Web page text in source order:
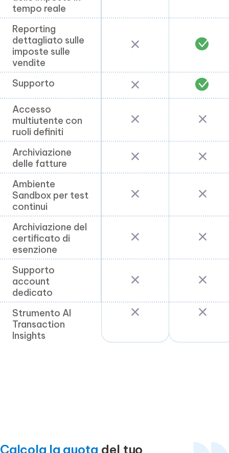
tempo reale
Reporting
dettagliato sulle
imposte sulle
vendite
Supporto
Accesso
multiutente con
ruoli definiti
Archiviazione
delle fatture
Ambiente
Sandbox per test
continui
Archiviazione del
certificato di
esenzione
Supporto
account
dedicato
Strumento AI
Transaction
Insights
tempo reale
Reporting
dettagliato sulle
imposte sulle
vendite
Supporto
Accesso
multiutente con
ruoli definiti
Archiviazione
delle fatture
Ambiente
Sandbox per test
continui
Archiviazione del
certificato di
esenzione
Supporto
account
dedicato
Strumento AI
Transaction
Insights
Calcola la quota del tuo